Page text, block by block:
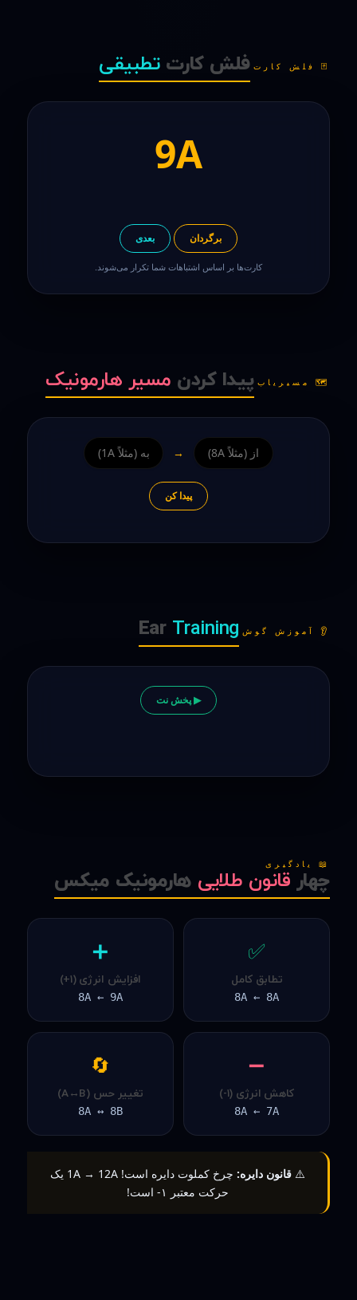
🃏 فلش کارت فلش کارتتطبیقی
9A
برگردان بعدی
کارت‌ها بر اساس اشتباهات شما تکرار می‌شوند.
🗺️ مسیریاب پیدا کردن مسیر هارمونیک
→
پیدا کن
👂 آموزش گوش Ear Training
▶ پخش نت
📖 یادگیری
چهار قانون طلایی هارمونیک میکس
✅
تطابق کامل
8A ← 8A
➕
افزایش انرژی (۱+)
8A ← 9A
➖
کاهش انرژی (۱-)
8A ← 7A
🔄
تغییر حس (A↔B)
8A ↔ 8B
⚠️قانون دایره: چرخ کملوت دایره است!
1A → 12A یک
حرکت معتبر ۱- است!